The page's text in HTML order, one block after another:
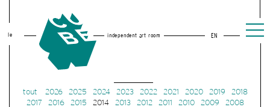
le independent art room EN
tout 2026 2025 2024 2023 2022 2021 2020 2019
2018
2017
2016 2015 2014 2013 2012 2011 2010 2009
2008